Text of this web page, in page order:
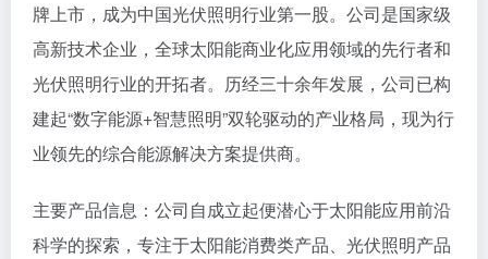
牌上市，成为中国光伏照明行业第一股。公司是国家级
高新技术企业，全球太阳能商业化应用领域的先行者和
光伏照明行业的开拓者。历经三十余年发展，公司已构
建起“数字能源+智慧照明”双轮驱动的产业格局，现为行
业领先的综合能源解决方案提供商。
主要产品信息：公司自成立起便潜心于太阳能应用前沿
科学的探索，专注于太阳能消费类产品、光伏照明产品